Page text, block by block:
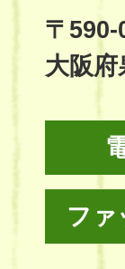
Site
〒590-
大阪
ファ